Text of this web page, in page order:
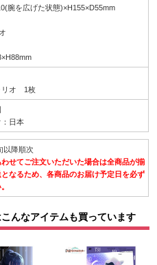
腕を広げた状態)×H155×D55mm
リオ 1枚
：日本
以降順次
せてご注文いただいた場合は全商品が揃
なるため、各商品のお届け予定日を必ず
んなアイテムも買っています